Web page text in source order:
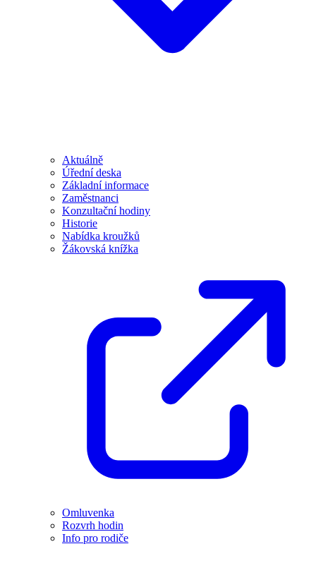
Aktuálně
Úřední deska
Základní informace
Zaměstnanci
Konzultační hodiny
Historie
Nabídka kroužků
Žákovská knížka
Omluvenka
Rozvrh hodin
Info pro rodiče